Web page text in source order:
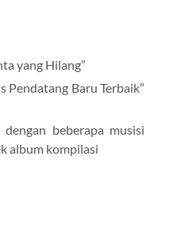
yang Hilang”
Pendatang Baru Terbaik”
beberapa musisi
album kompilasi